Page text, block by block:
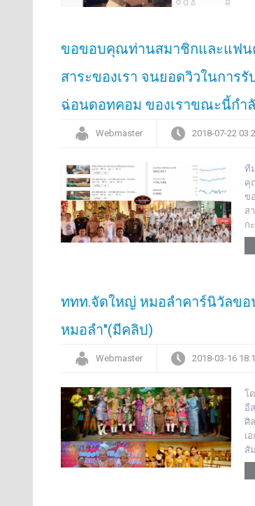
ขอขอบคุณท่านสมาชิกและแฟน
สาระของเรา จนยอดวิวในการ
ฉ่อนดอทคอม ของเราขณะนี้กำ
Webmaster 2018-07-22
ที
คุ
ข
ส
ก
ททท.จัดใหญ่ หมอลำคาร์นิวัลข
หมอลำ"(มีคลิป)
Webmaster 2018-03-16
โ
อี
ศิ
เ
สั